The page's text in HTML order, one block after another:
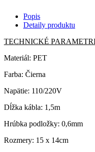
Popis
Detaily produktu
TECHNICKÉ
Materiál: PET
Farba: Čierna
Napätie: 110/220V
Dĺžka kábla: 1,5m
Hrúbka podložky: 0,6mm
Rozmery: 15 x 14cm